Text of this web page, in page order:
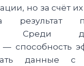
но за счёт
результат
Среди
— способность
данные с